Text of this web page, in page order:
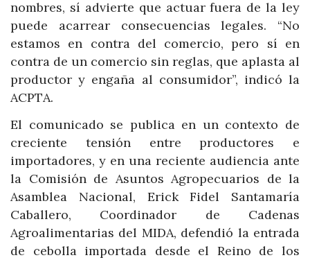
nombres, sí advierte que actuar fuera de la ley
puede acarrear consecuencias legales. “No
estamos en contra del comercio, pero sí en
contra de un comercio sin reglas, que aplasta al
productor y engaña al consumidor”, indicó la
ACPTA.
El comunicado se publica en un contexto de
creciente tensión entre productores e
importadores, y en una reciente audiencia ante
la Comisión de Asuntos Agropecuarios de la
Asamblea Nacional, Erick Fidel Santamaría
Caballero, Coordinador de Cadenas
Agroalimentarias del MIDA, defendió la entrada
de cebolla importada desde el Reino de los